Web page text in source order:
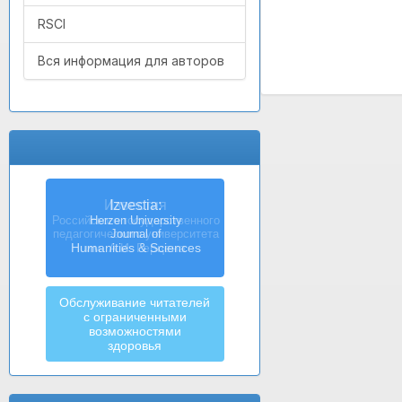
RSCI
Вся информация для авторов
Izvestia:
Herzen University
Journal of
Humanities & Sciences
Обслуживание читателей
с ограниченными
возможностями
здоровья